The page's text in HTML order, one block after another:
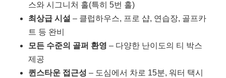
스와 시그니처 홀(특히 5번 홀)
최상급 시설 – 클럽하우스, 프로 샵, 연습장, 골프카
트 등 완비
모든 수준의 골퍼 환영 – 다양한 난이도의 티 박스
제공
퀸스타운 접근성 – 도심에서 차로 15분, 워터 택시